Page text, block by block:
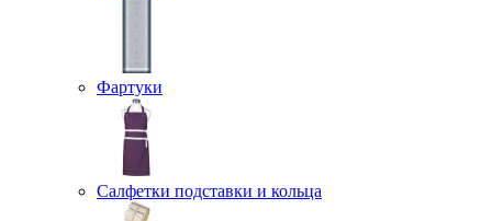
Фартуки
Салфетки подставки и кольца